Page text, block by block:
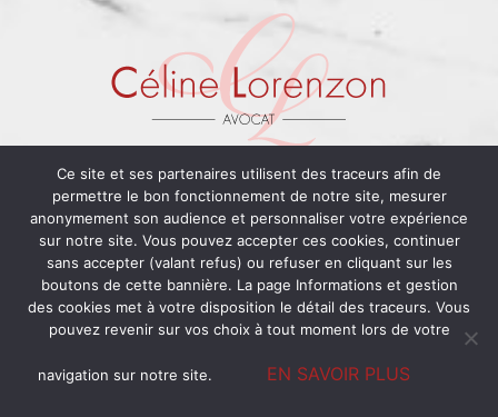
11 rue maréchal Joffre
83570 Carcès
09 64 05 62 91
contact@avocat-lorenzon-var.fr
Réception uniquement sur rendez-vous. .
Accueil secrétariat : lundi, mardi, jeudi et vendredi de
9h30 à 14h30.
Ce site et ses partenaires utilisent des traceurs afin de
permettre le bon fonctionnement de notre site, mesurer
anonymement son audience et personnaliser votre expérience
sur notre site. Vous pouvez accepter ces cookies, continuer
sans accepter (valant refus) ou refuser en cliquant sur les
boutons de cette bannière. La page Informations et gestion
des cookies met à votre disposition le détail des traceurs. Vous
pouvez revenir sur vos choix à tout moment lors de votre
navigation sur notre site. EN SAVOIR PLUS